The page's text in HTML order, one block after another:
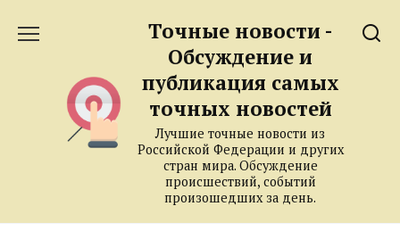
Точные новости -
Обсуждение и
публикация самых
точных новостей
Лучшие точные новости из
Российской Федерации и других
стран мира. Обсуждение
происшествий, событий
произошедших за день.